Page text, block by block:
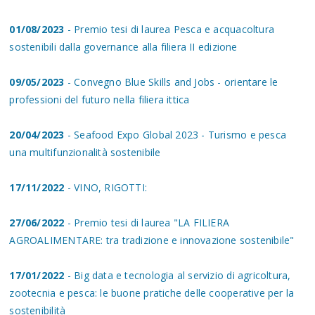
01/08/2023 - Premio tesi di laurea Pesca e acquacoltura
sostenibili dalla governance alla filiera II edizione
09/05/2023 - Convegno Blue Skills and Jobs - orientare le
professioni del futuro nella filiera ittica
20/04/2023 - Seafood Expo Global 2023 - Turismo e pesca
una multifunzionalità sostenibile
17/11/2022 - VINO, RIGOTTI:
27/06/2022 - Premio tesi di laurea "LA FILIERA
AGROALIMENTARE: tra tradizione e innovazione sostenibile"
17/01/2022 - Big data e tecnologia al servizio di agricoltura,
zootecnia e pesca: le buone pratiche delle cooperative per la
sostenibilità